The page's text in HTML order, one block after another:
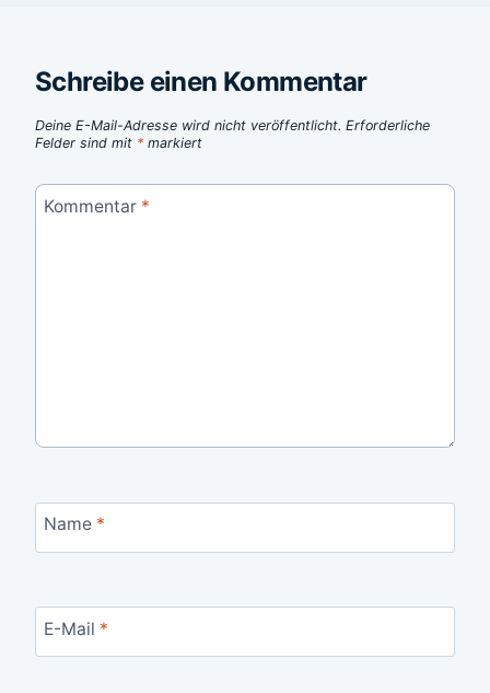
Schreibe einen Kommentar
Deine E-Mail-Adresse wird nicht veröffentlicht. Erforderliche
Felder sind mit * markiert
Kommentar *
Name *
E-Mail *